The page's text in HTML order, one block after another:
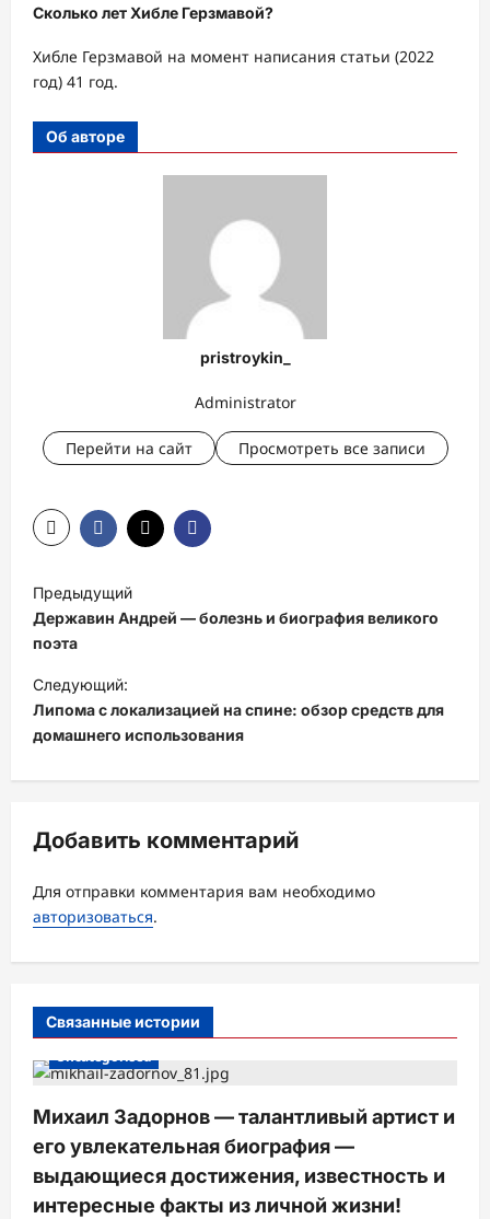
Сколько лет Хибле Герзмавой?
Хибле Герзмавой на момент написания статьи (2022
год) 41 год.
Об авторе
pristroykin_
Administrator
Перейти на сайт Просмотреть все записи
Н
а
в
и
г
а
ц
я
з
а
и
Предыдущий
Державин Андрей — болезнь и биография великого
поэта
Следующий:
Липома с локализацией на спине: обзор средств для
домашнего использования
Добавить комментарий
Для отправки комментария вам необходимо
авторизоваться.
Связанные истории
Uncategorised
Михаил Задорнов — талантливый артист и
его увлекательная биография —
выдающиеся достижения, известность и
интересные факты из личной жизни!